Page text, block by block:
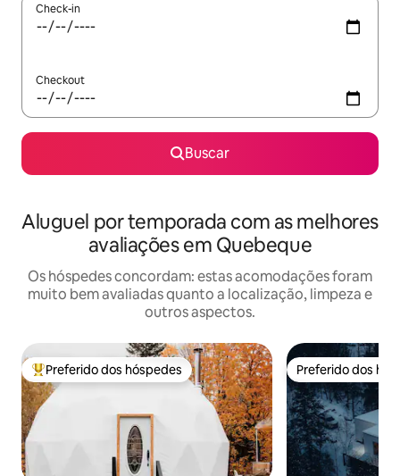
Check-in
Checkout
Buscar
Aluguel por temporada com as melhores
avaliações em Quebeque
Os hóspedes concordam: estas acomodações foram
muito bem avaliadas quanto a localização, limpeza e
outros aspectos.
Entre os melhores preferidos dos hóspedes
Preferido dos hóspedes Preferido dos
Preferido dos